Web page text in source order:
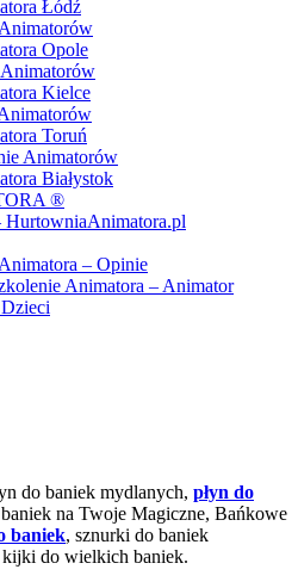
Łódź
Opole
Kielce
Toruń
Animatorów
Białystok
®
HurtowniaAnimatora.pl
– Opinie
Animatora – Animator
do baniek mydlanych, płyn do
na Twoje Magiczne, Bańkowe
baniek, sznurki do baniek
do wielkich baniek.